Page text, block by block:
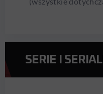
SERIE I